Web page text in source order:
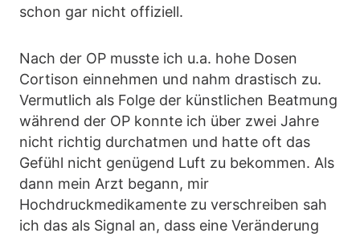
schon gar nicht offiziell.
Nach der OP musste ich u.a. hohe Dosen
Cortison einnehmen und nahm drastisch zu.
Vermutlich als Folge der künstlichen Beatmung
während der OP konnte ich über zwei Jahre
nicht richtig durchatmen und hatte oft das
Gefühl nicht genügend Luft zu bekommen. Als
dann mein Arzt begann, mir
Hochdruckmedikamente zu verschreiben sah
ich das als Signal an, dass eine Veränderung